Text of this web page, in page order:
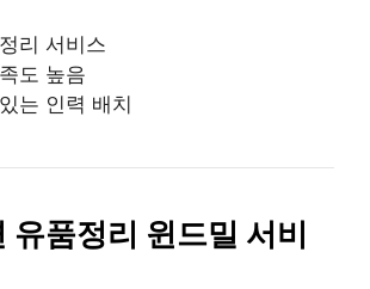
리 서비스
도 높음
는 인력 배치
유품정리 윈드밀 서비